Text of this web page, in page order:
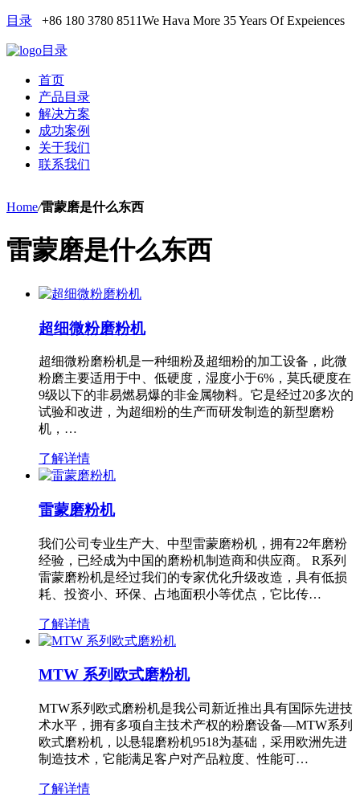
目录 +86 180 3780 8511We Hava More 35 Years Of Expeiences
目录
首页
产品目录
解决方案
成功案例
关于我们
联系我们
Home/雷蒙磨是什么东西
雷蒙磨是什么东西
超细微粉磨粉机
超细微粉磨粉机是一种细粉及超细粉的加工设备，此微
粉磨主要适用于中、低硬度，湿度小于6%，莫氏硬度在
9级以下的非易燃易爆的非金属物料。它是经过20多次的
试验和改进，为超细粉的生产而研发制造的新型磨粉
机，…
了解详情
雷蒙磨粉机
我们公司专业生产大、中型雷蒙磨粉机，拥有22年磨粉
经验，已经成为中国的磨粉机制造商和供应商。 R系列
雷蒙磨粉机是经过我们的专家优化升级改造，具有低损
耗、投资小、环保、占地面积小等优点，它比传…
了解详情
MTW 系列欧式磨粉机
MTW系列欧式磨粉机是我公司新近推出具有国际先进技
术水平，拥有多项自主技术产权的粉磨设备—MTW系列
欧式磨粉机，以悬辊磨粉机9518为基础，采用欧洲先进
制造技术，它能满足客户对产品粒度、性能可…
了解详情